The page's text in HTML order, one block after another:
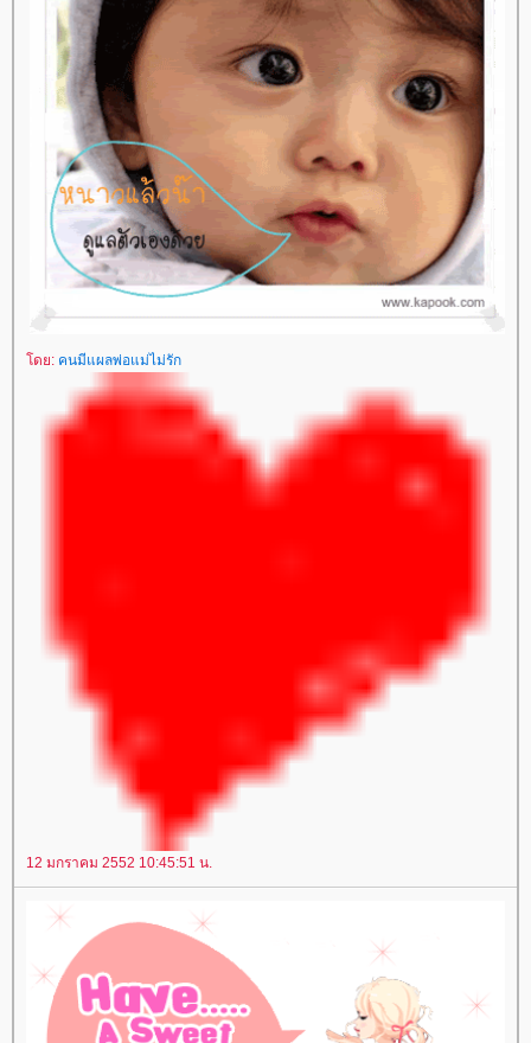
ดย: คนมีแผลพ่อแม่ไม่รัก
12 มกราคม 2552 10:45:51 น.